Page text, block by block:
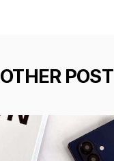
OTHER POST